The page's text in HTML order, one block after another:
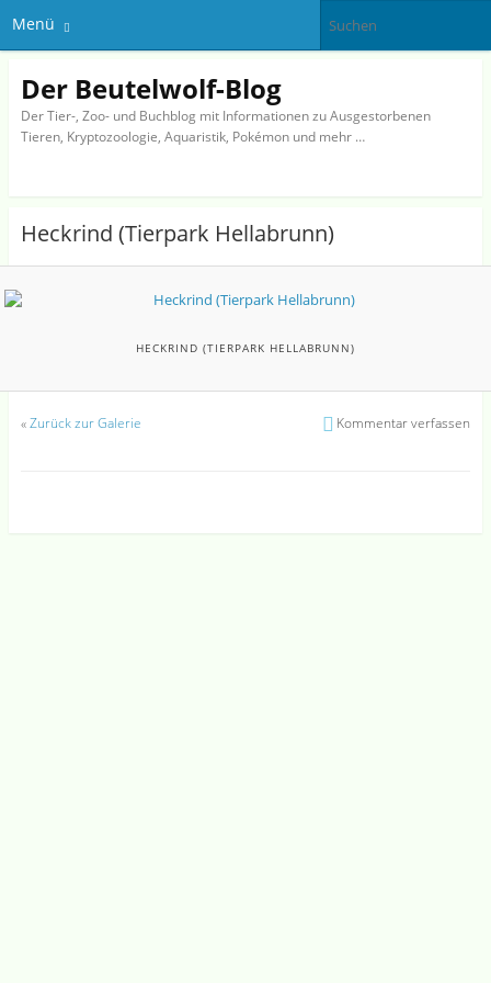
Menü
Der Beutelwolf-Blog
Der Tier-, Zoo- und Buchblog mit Informationen zu Ausgestorbenen
Tieren, Kryptozoologie, Aquaristik, Pokémon und mehr …
Heckrind (Tierpark Hellabrunn)
HECKRIND (TIERPARK HELLABRUNN)
«Zurück zur Galerie Kommentar verfassen